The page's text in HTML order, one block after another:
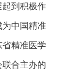
到积极作
中国精准
精准医学
合主办的